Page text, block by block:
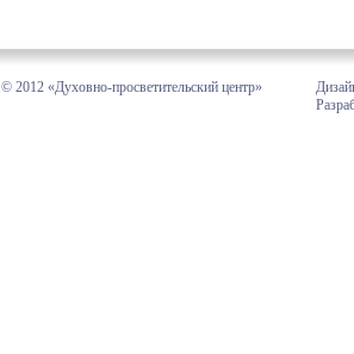
© 2012 «Духовно-просветительский центр»